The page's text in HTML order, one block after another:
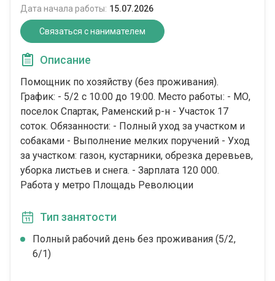
Дата начала работы: 15.07.2026
Связаться с нанимателем
Описание
Помощник по хозяйству (без проживания).
График: - 5/2 с 10:00 до 19:00. Место работы: - МО,
поселок Спартак, Раменский р-н - Участок 17
соток. Обязанности: - Полный уход за участком и
собаками - Выполнение мелких поручений - Уход
за участком: газон, кустарники, обрезка деревьев,
уборка листьев и снега. - Зарплата 120 000.
Работа у метро Площадь Революции
Тип занятости
Полный рабочий день без проживания (5/2,
6/1)